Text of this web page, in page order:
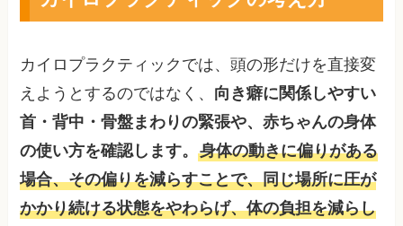
カイロプラクティックでは、頭の形だけを直接変
えようとするのではなく、 向き癖に関係しやすい
首・背中・骨盤まわりの緊張や、赤ちゃんの身体
の使い方を確認します。身体の動きに偏りがある
場合、その偏りを減らすことで、同じ場所に圧が
かかり続ける状態をやわらげ、体の負担を減らし